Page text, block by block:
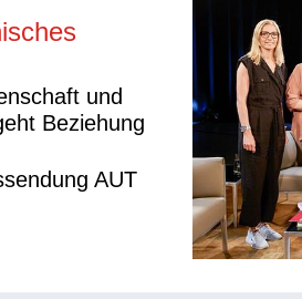
und
Beziehung
AUT